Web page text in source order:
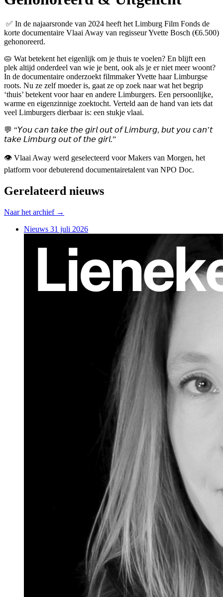
✅ In de najaarsronde van 2024 heeft het Limburg Film Fonds de
korte documentaire Vlaai Away van regisseur Yvette Bosch (€6.500)
gehonoreerd.
🥧 Wat betekent het eigenlijk om je thuis te voelen? En blijft een
plek altijd onderdeel van wie je bent, ook als je er niet meer woont?
In de documentaire onderzoekt filmmaker Yvette haar Limburgse
roots. Nu ze zelf moeder is, gaat ze op zoek naar wat het begrip
‘thuis’ betekent voor haar en andere Limburgers. Een persoonlijke,
warme en eigenzinnige zoektocht. Verteld aan de hand van iets dat
veel Limburgers dierbaar is: een stukje vlaai.
💬 “𝘠𝘰𝘶 𝘤𝘢𝘯 𝘵𝘢𝘬𝘦 𝘵𝘩𝘦 𝘨𝘪𝘳𝘭 𝘰𝘶𝘵 𝘰𝘧 𝘓𝘪𝘮𝘣𝘶𝘳𝘨, 𝘣𝘶𝘵 𝘺𝘰𝘶 𝘤𝘢𝘯’𝘵
𝘵𝘢𝘬𝘦 𝘓𝘪𝘮𝘣𝘶𝘳𝘨 𝘰𝘶𝘵 𝘰𝘧 𝘵𝘩𝘦 𝘨𝘪𝘳𝘭.”
👁️ Vlaai Away werd geselecteerd voor Makers van Morgen, het
platform voor debuterend documentairetalent van NPO Doc.
Gerelateerd nieuws
Naar het archief →
Nieuws 31 juli 2026